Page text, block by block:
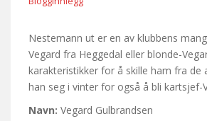
Nestemann ut er en av klubbens
Vegard fra Heggedal eller blonde-
karakteristikker for å skille ham fra de
han seg i vinter for også å bli kartsjef-
Navn: Vegard Gulbrandsen